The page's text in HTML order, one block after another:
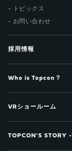
トピックス
お問い合わせ
採用情報
Who is Topcon？
VRショールーム
TOPCON'S STORY